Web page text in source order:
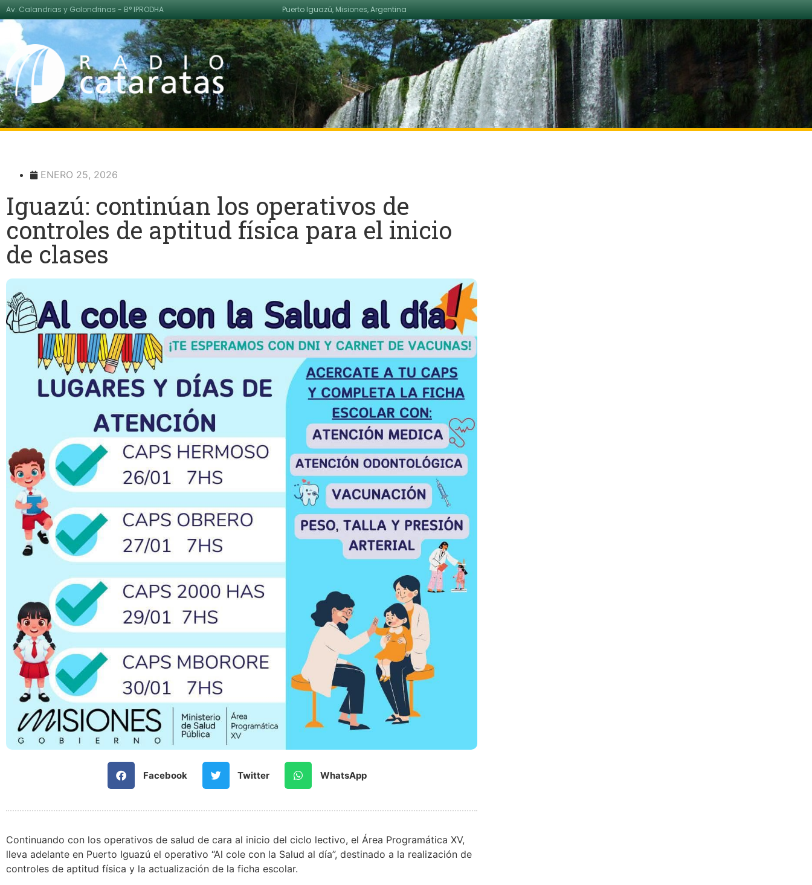
Av. Calandrias y Golondrinas - B° IPRODHA Puerto Iguazú, Misiones, Argentina
ENERO 25, 2026
Iguazú: continúan los operativos de
controles de aptitud física para el inicio
de clases
Facebook Twitter WhatsApp
Continuando con los operativos de salud de cara al inicio del ciclo lectivo, el Área Programática XV,
lleva adelante en Puerto Iguazú el operativo “Al cole con la Salud al día”, destinado a la realización de
controles de aptitud física y la actualización de la ficha escolar.